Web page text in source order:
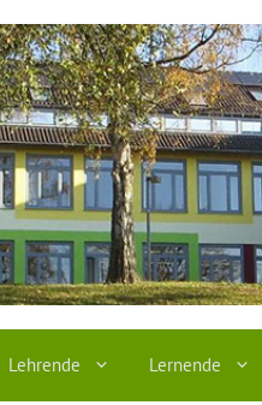
Lehrende Lernende